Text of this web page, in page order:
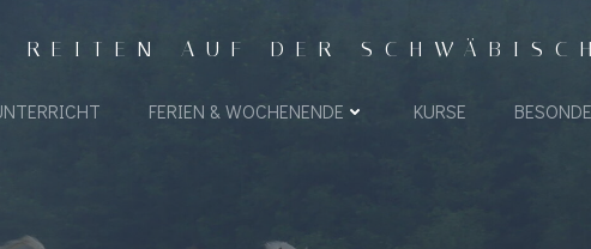
AUF DER
FERIEN & WOCHENENDE KURSE